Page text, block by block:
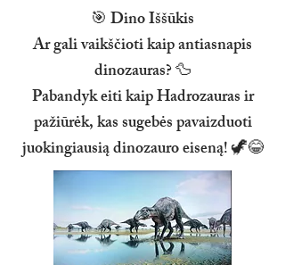
🎯 Dino Iššūkis
Ar gali vaikščioti kaip antiasnapis
dinozauras? 🦆
Pabandyk eiti kaip Hadrozauras ir
pažiūrėk, kas sugebės pavaizduoti
juokingiausią dinozauro eiseną! 🦖😂